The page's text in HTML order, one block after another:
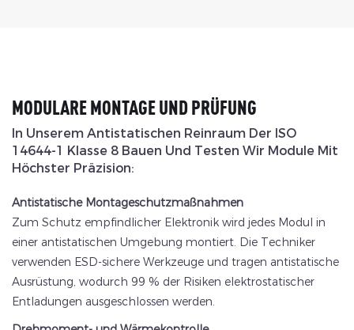
MODULARE MONTAGE UND PRÜFUNG
In Unserem Antistatischen Reinraum Der ISO
14644-1 Klasse 8 Bauen Und Testen Wir Module Mit
Höchster Präzision:
Antistatische Montageschutzmaßnahmen
Zum Schutz empfindlicher Elektronik wird jedes Modul in
einer antistatischen Umgebung montiert. Die Techniker
verwenden ESD-sichere Werkzeuge und tragen antistatische
Ausrüstung, wodurch 99 % der Risiken elektrostatischer
Entladungen ausgeschlossen werden.